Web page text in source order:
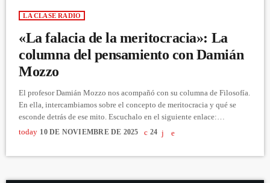
LA CLASE RADIO
«La falacia de la meritocracia»: La
columna del pensamiento con Damián
Mozzo
El profesor Damián Mozzo nos acompañó con su columna de Filosofía.
En ella, intercambiamos sobre el concepto de meritocracia y qué se
esconde detrás de ese mito. Escuchalo en el siguiente enlace:
https://youtu.be/Ul84G7DlffI
today 10 DE NOVIEMBRE DE 2025 24